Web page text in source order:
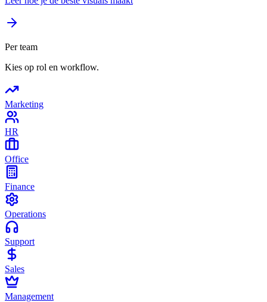
Per team
Kies op rol en workflow.
Marketing
HR
Office
Finance
Operations
Support
Sales
Management